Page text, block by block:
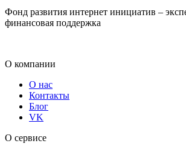
Фонд развития интернет инициатив –
финансовая поддержка
О компании
О нас
Контакты
Блог
VK
О сервисе